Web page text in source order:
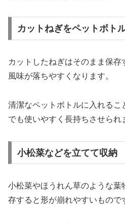
カットねぎをペットボト
カットしたねぎはそのまま保存
風味が落ちやすくなります。
清潔なペットボトルに入れるこ
でも使いやすく長持ちさせられ
小松菜などを立てて収納
小松菜やほうれん草のような葉
存すると形が崩れやすいもので